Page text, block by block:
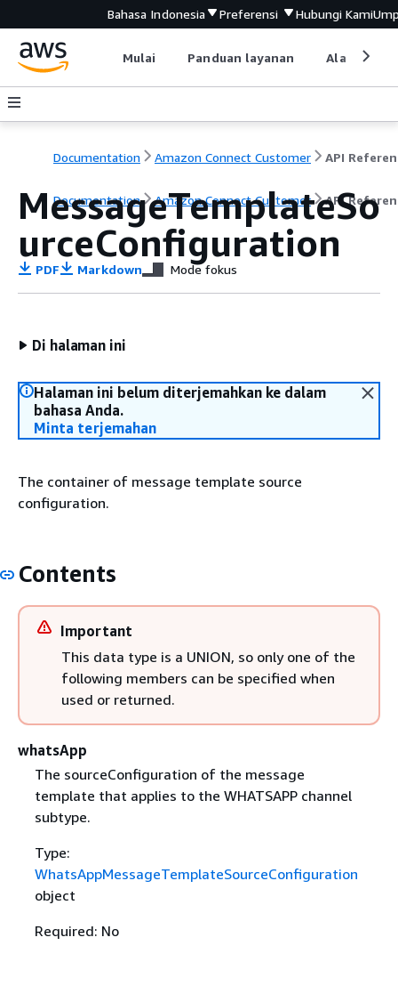
Bahasa Indonesia Preferensi Hubungi Kami
Mulai Panduan layanan Alat
Documentation Amazon Connect Customer API
Documentation Amazon Connect Customer API
MessageTemplateSo
urceConfiguration
PDF Markdown Mode fokus
Di halaman ini
Halaman ini belum diterjemahkan ke dalam
bahasa Anda.
Minta terjemahan
The container of message template source
configuration.
Contents
Important
This data type is a UNION, so only one of the
following members can be specified when
used or returned.
whatsApp
The sourceConfiguration of the message
template that applies to the WHATSAPP channel
subtype.
Type:
WhatsAppMessageTemplateSourceConfiguration
object
Required: No